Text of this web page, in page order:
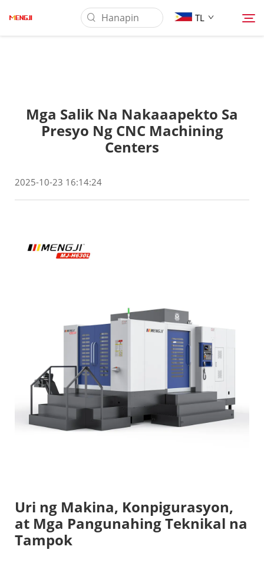
TL
Produkto
Balita
Mga Salik Na Nakaaapekto Sa
Presyo Ng CNC Machining
Centers
2025-10-23 16:14:24
Uri ng Makina, Konpigurasyon,
at Mga Pangunahing Teknikal na
Tampok